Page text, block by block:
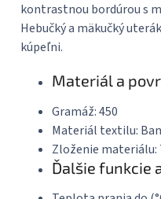
kontrastnou bordúrou s
Hebučký a mäkučký
kúpeľni.
Materiál a
Gramáž:450
Materiál textilu:
Zloženie materiálu:
Ďalšie funkcie